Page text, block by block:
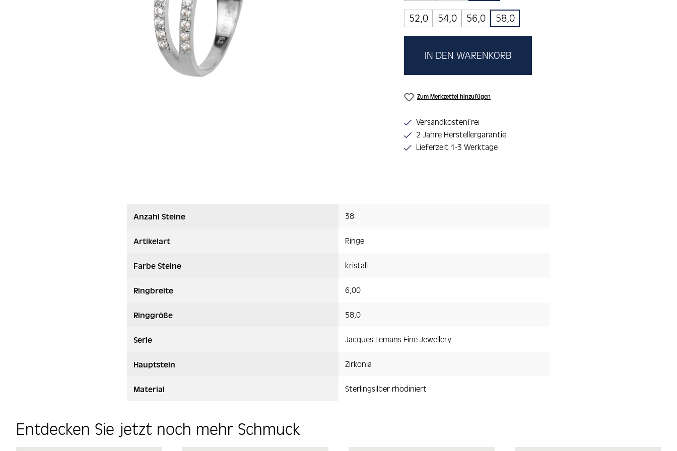
52,0 54,0 56,0 58,0
IN DEN WARENKORB
Zum Merkzettel hinzufügen
Versandkostenfrei
2 Jahre Herstellergarantie
Lieferzeit 1-3 Werktage
Anzahl Steine 38
Artikelart Ringe
Farbe Steine kristall
Ringbreite 6,00
Ringgröße 58,0
Serie Jacques Lemans Fine Jewellery
Hauptstein Zirkonia
Material Sterlingsilber rhodiniert
Entdecken Sie jetzt noch mehr Schmuck